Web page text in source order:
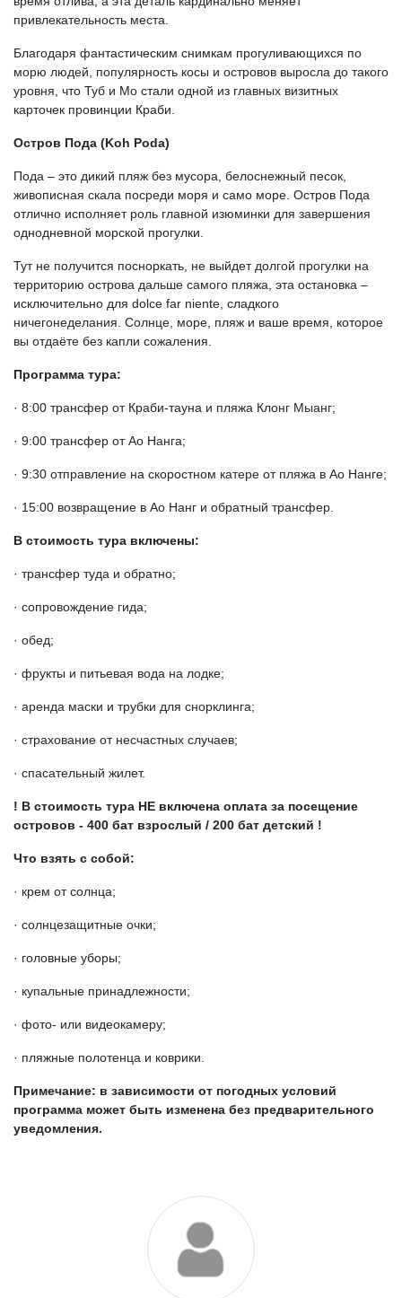
привлекательность места.
Благодаря фантастическим снимкам прогуливающихся по
морю людей, популярность косы и островов выросла до такого
уровня, что Туб и Мо стали одной из главных визитных
карточек провинции Краби.
Остров Пода (Koh Poda)
Пода – это дикий пляж без мусора, белоснежный песок,
живописная скала посреди моря и само море. Остров Пода
отлично исполняет роль главной изюминки для завершения
однодневной морской прогулки.
Тут не получится посноркать, не выйдет долгой прогулки на
территорию острова дальше самого пляжа, эта остановка –
исключительно для dolce far niente, сладкого
ничегонеделания. Солнце, море, пляж и ваше время, которое
вы отдаёте без капли сожаления.
Программа тура:
· 8:00 трансфер от Краби-тауна и пляжа Клонг Мыанг;
· 9:00 трансфер от Ао Нанга;
· 9:30 отправление на скоростном катере от пляжа в Ао Нанге;
· 15:00 возвращение в Ао Нанг и обратный трансфер.
В стоимость тура включены:
· трансфер туда и обратно;
· сопровождение гида;
· обед;
· фрукты и питьевая вода на лодке;
· аренда маски и трубки для снорклинга;
· страхование от несчастных случаев;
· спасательный жилет.
! В стоимость тура НЕ включена оплата за посещение
островов - 400 бат взрослый / 200 бат детский !
Что взять с собой:
· крем от солнца;
· солнцезащитные очки;
· головные уборы;
· купальные принадлежности;
· фото- или видеокамеру;
· пляжные полотенца и коврики.
Примечание: в зависимости от погодных условий
программа может быть изменена без предварительного
уведомления.